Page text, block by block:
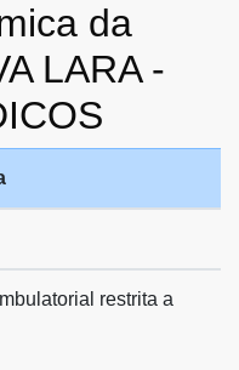
da
LARA -
restrita a